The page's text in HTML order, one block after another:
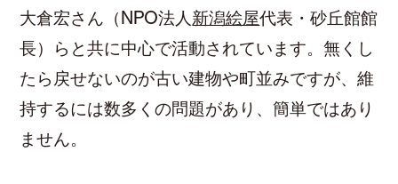
大倉宏さん（NPO法人新潟絵屋代表・砂丘館館
長）らと共に中心で活動されています。無くし
たら戻せないのが古い建物や町並みですが、維
持するには数多くの問題があり、簡単ではあり
ません。